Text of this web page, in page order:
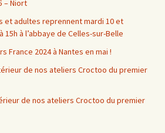
– Niort
et adultes reprennent mardi 10 et
à l’abbaye de Celles-sur-Belle
France 2024 à Nantes en mai !
de nos ateliers Croctoo du premier
de nos ateliers Croctoo du premier